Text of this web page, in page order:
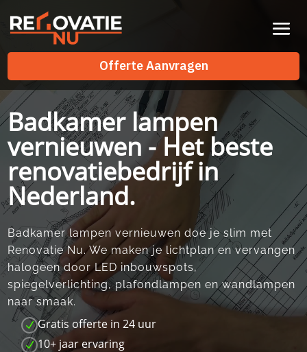
Offerte Aanvragen
Offerte Aanvragen
Badkamer lampen
vernieuwen - Het beste
renovatiebedrijf in
Nederland.
Badkamer lampen vernieuwen doe je slim met
Renovatie Nu.​ We maken je lichtplan en vervangen
halogeen door LED inbouwspots,
spiegelverlichting, plafondlampen en wandlampen
naar smaak.​
N Gratis offerte in 24 uur
N 10+ jaar ervaring